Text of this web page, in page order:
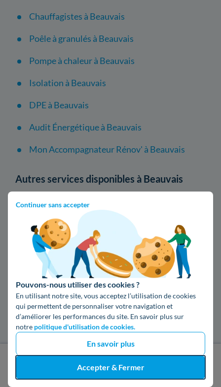
Continuer sans accepter
Pouvons-nous utiliser des cookies ?
En utilisant notre site, vous acceptez l’utilisation de cookies
qui permettent de personnaliser votre navigation et
d’améliorer les performances du site. En savoir plus sur
notre politique d'utilisation de cookies.
En savoir plus
Accepter & Fermer
J'obtiens un devis gratuit
Chauffagistes à Beauvais
Poêle à granulés à Beauvais
Pompe à chaleur à Beauvais
Isolation à Beauvais
DPE à Beauvais
Audit Énergétique à Beauvais
Mon Accompagnateur Rénov' à Beauvais
Autres services disponibles à Beauvais
Edf à Beauvais
Engie à Beauvais
Enedis à Beauvais
Les installateurs de climatisation dans les
autres villes du département de l'Oise
Climatisation à Compiègne
Climatisation à Chelles
Les installateurs de climatisation dans les
villes les plus recherchées